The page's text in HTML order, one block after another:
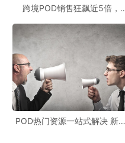
跨境POD销售狂飙近5倍，
POD热门资源一站式解决 新手